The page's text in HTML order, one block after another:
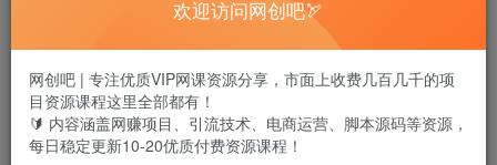
欢迎访问网创吧🏹
网创吧 | 专注优质VIP网课资源分享，市面上收费几百几千的项
目资源课程这里全部都有！
🔰 内容涵盖网赚项目、引流技术、电商运营、脚本源码等资源，
每日稳定更新10-20优质付费资源课程！